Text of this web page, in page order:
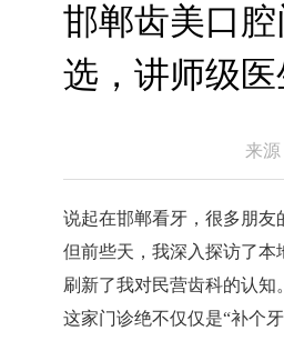
邯郸齿美口
选，讲师级医
来源
说起在邯郸看牙，很多朋友
但前些天，我深入探访了
刷新了我对民营齿科的认知。
这家门诊绝不仅仅是“补个